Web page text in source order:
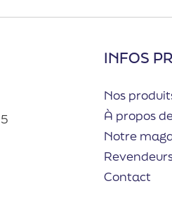
INFOS
Nos
À propos
Notre
Contact